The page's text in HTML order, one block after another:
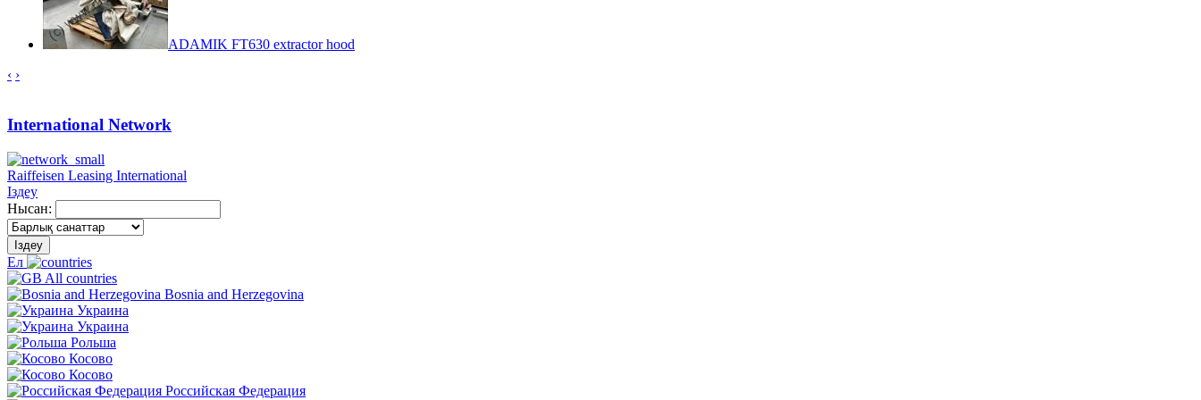
ADAMIK FT630 extractor hood
‹ ›
International Network
Raiffeisen Leasing International
Іздеу
Нысан:
Іздеу
Ел
All countries
Bosnia and Herzegovina
Украина
Украина
Рольша
Косово
Косово
Российская Федерация